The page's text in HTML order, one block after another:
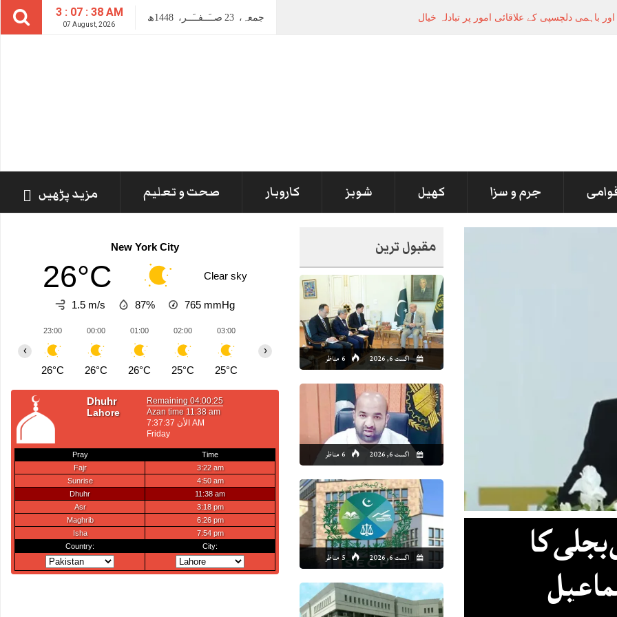
3 : 07 : 39 AM
07 August, 2026
جمعہ، 23 صــَــفــَــر، 1448ھ
جرم و سزا کھیل شوبز کاروبار صحت و تعلیم مزید پڑھیں
مقبول ترین
اگست 6, 2026 6 مناظر
اگست 6, 2026 6 مناظر
اگست 6, 2026 5 مناظر
کا
New York City
26°C Clear sky
1.5 m/s 87% 765 mmHg
23:00
26°C
00:00
26°C
01:00
26°C
02:00
25°C
03:00
25°C
05:00
24°C
06:00
24°C
07:00
24°C
08:00
26°C
‹ ›